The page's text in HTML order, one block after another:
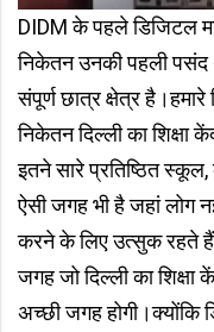
DIDM के पहले डिजिटल
निकेतन उनकी पहली
संपूर्ण छात्र क्षेत्र
निकेतन दिल्ली का शिक्षा
इतने सारे प्रतिष्ठित
ऐसी जगह भी है जहां लोग
करने के लिए उत्सुक रहते
जगह जो दिल्ली का
अच्छी जगह होगी।क्योंकि